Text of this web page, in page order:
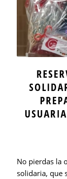
No pierdas la
solidaria, que